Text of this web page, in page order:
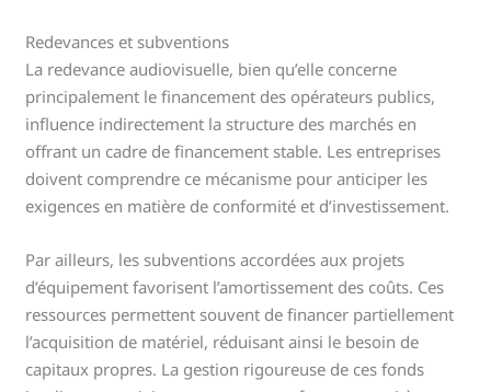
Redevances et subventions
La redevance audiovisuelle, bien qu’elle concerne
principalement le financement des opérateurs publics,
influence indirectement la structure des marchés en
offrant un cadre de financement stable. Les entreprises
doivent comprendre ce mécanisme pour anticiper les
exigences en matière de conformité et d’investissement.
Par ailleurs, les subventions accordées aux projets
d’équipement favorisent l’amortissement des coûts. Ces
ressources permettent souvent de financer partiellement
l’acquisition de matériel, réduisant ainsi le besoin de
capitaux propres. La gestion rigoureuse de ces fonds